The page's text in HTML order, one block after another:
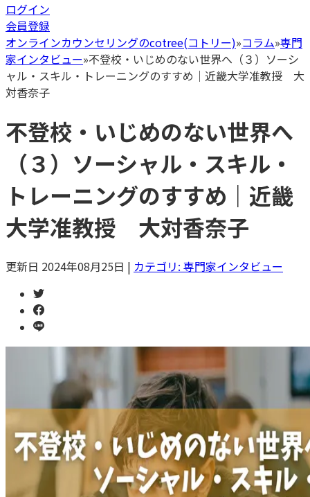
ログイン
会員登録
オンラインカウンセリングのcotree(コトリー)»コラム»専門
家インタビュー»不登校・いじめのない世界へ（３）ソーシ
ャル・スキル・トレーニングのすすめ｜近畿大学准教授 大
対香奈子
不登校・いじめのない世界へ
（３）ソーシャル・スキル・
トレーニングのすすめ｜近畿
大学准教授 大対香奈子
更新日 2024年08月25日 | カテゴリ: 専門家インタビュー